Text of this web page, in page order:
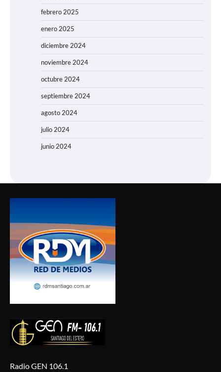
febrero 2025
enero 2025
diciembre 2024
noviembre 2024
octubre 2024
septiembre 2024
agosto 2024
julio 2024
junio 2024
Radio GEN 106.1